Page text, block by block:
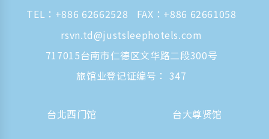
TEL： +886 62662528
FAX：+886 62661058
rsvn.td@justsleephotels.com
717015台南市仁德区文华路二段300号
旅馆业登记证编号： 347
台北西门馆 台大尊贤馆